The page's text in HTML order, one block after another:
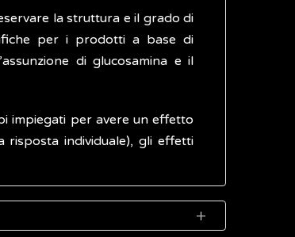
la struttura e il grado di
per i prodotti a base di
di glucosamina e il
impiegati per avere un effetto
individuale), gli effetti